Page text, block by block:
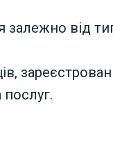
від